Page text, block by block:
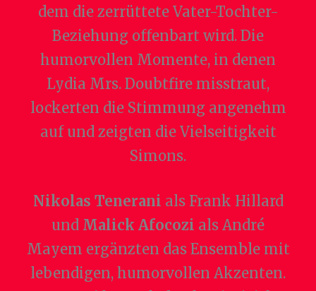
dem die zerrüttete Vater-Tochter-
Beziehung offenbart wird. Die
humorvollen Momente, in denen
Lydia Mrs. Doubtfire misstraut,
lockerten die Stimmung angenehm
auf und zeigten die Vielseitigkeit
Simons.
Nikolas Tenerani als Frank Hillard
und Malick Afocozi als André
Mayem ergänzten das Ensemble mit
lebendigen, humorvollen Akzenten.